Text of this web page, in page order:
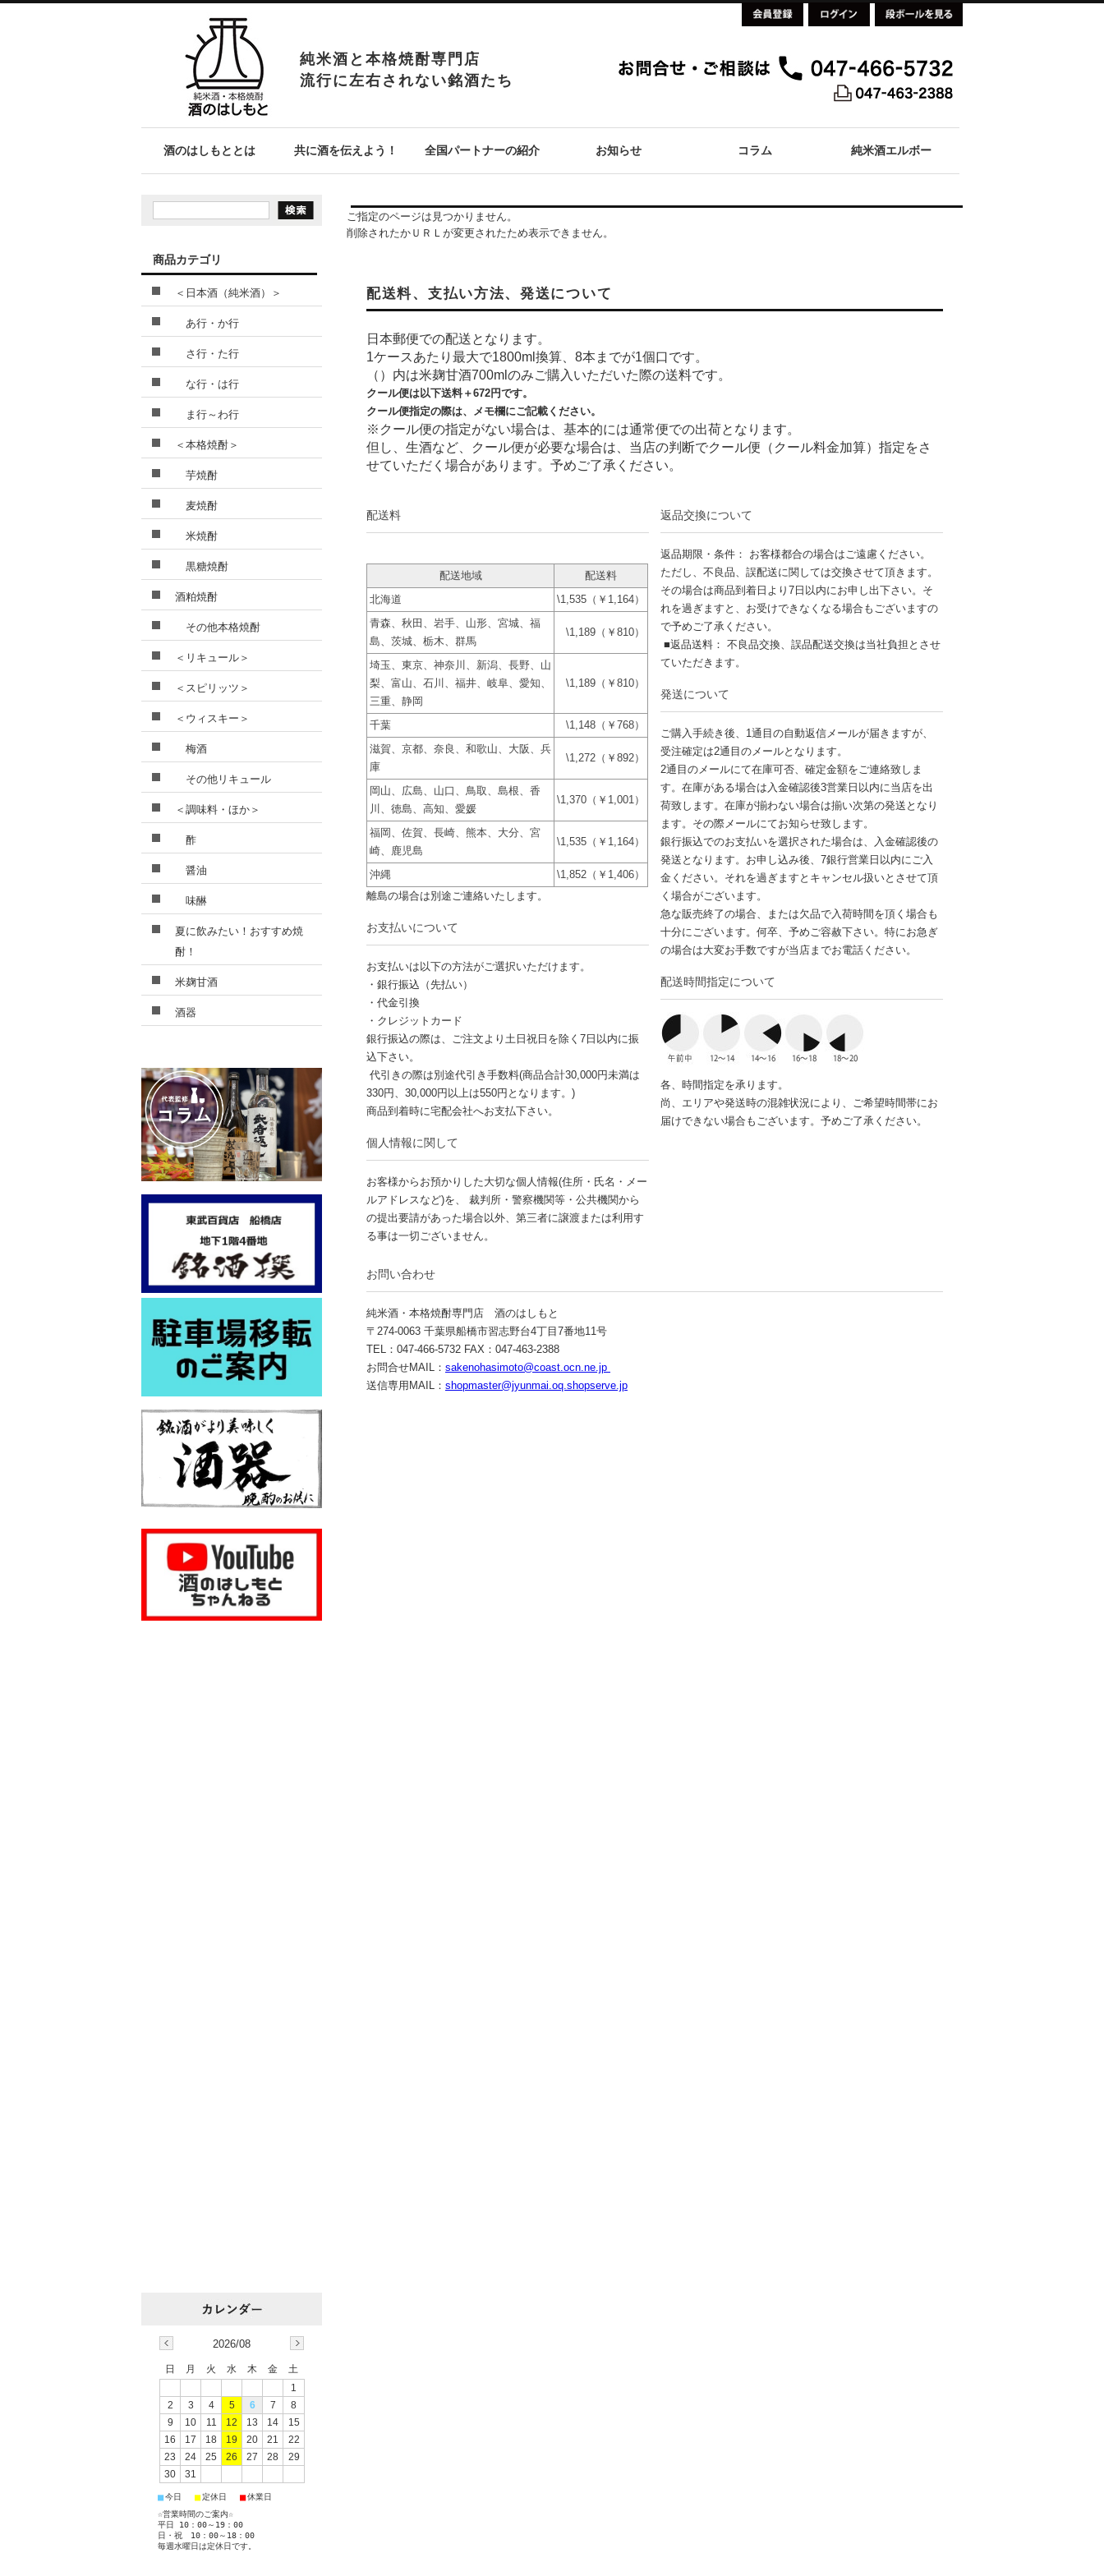
純米酒と本格焼酎専門店
流行に左右されない銘酒たち
酒のはしもととは 共に酒を伝えよう！ 全国パートナーの紹介 お知らせ コラム 純米酒エルボー
ご指定のページは見つかりません。
削除されたかＵＲＬが変更されたため表示できません。
配送料、支払い方法、発送について
日本郵便での配送となります。
1ケースあたり最大で1800ml換算、8本までが1個口です。
（）内は米麹甘酒700mlのみご購入いただいた際の送料です。
クール便は以下送料＋672円です。
クール便指定の際は、メモ欄にご記載ください。
※クール便の指定がない場合は、基本的には通常便での出荷となります。
但し、生酒など、クール便が必要な場合は、当店の判断でクール便（クール料金加算）指定をさ
せていただく場合があります。予めご了承ください。
配送料
配送地域
配送料
北海道
\1,535（￥1,164）
青森、秋田、岩手、山形、宮城、福
島、茨城、栃木、群馬
\1,189（￥810）
埼玉、東京、神奈川、新潟、長野、山
梨、富山、石川、福井、岐阜、愛知、
三重、静岡
\1,189（￥810）
千葉
\1,148（￥768）
滋賀、京都、奈良、和歌山、大阪、兵
庫
\1,272（￥892）
岡山、広島、山口、鳥取、島根、香
川、徳島、高知、愛媛
\1,370（￥1,001）
福岡、佐賀、長崎、熊本、大分、宮
崎、鹿児島
\1,535（￥1,164）
沖縄
\1,852（￥1,406）
離島の場合は別途ご連絡いたします。
お支払いについて
お支払いは以下の方法がご選択いただけます。
・銀行振込（先払い）
・代金引換
・クレジットカード
銀行振込の際は、ご注文より土日祝日を除く7日以内に振
込下さい。
代引きの際は別途代引き手数料(商品合計30,000円未満は
330円、30,000円以上は550円となります。)
商品到着時に宅配会社へお支払下さい。
個人情報に関して
お客様からお預かりした大切な個人情報(住所・氏名・メー
ルアドレスなど)を、 裁判所・警察機関等・公共機関から
の提出要請があった場合以外、第三者に譲渡または利用す
る事は一切ございません。
返品交換について
返品期限・条件： お客様都合の場合はご遠慮ください。
ただし、不良品、誤配送に関しては交換させて頂きます。
その場合は商品到着日より7日以内にお申し出下さい。そ
れを過ぎますと、お受けできなくなる場合もございますの
で予めご了承ください。
■返品送料： 不良品交換、誤品配送交換は当社負担とさせ
ていただきます。
発送について
ご購入手続き後、1通目の自動返信メールが届きますが、
受注確定は2通目のメールとなります。
2通目のメールにて在庫可否、確定金額をご連絡致しま
す。在庫がある場合は入金確認後3営業日以内に当店を出
荷致します。在庫が揃わない場合は揃い次第の発送となり
ます。その際メールにてお知らせ致します。
銀行振込でのお支払いを選択された場合は、入金確認後の
発送となります。お申し込み後、7銀行営業日以内にご入
金ください。それを過ぎますとキャンセル扱いとさせて頂
く場合がございます。
急な販売終了の場合、または欠品で入荷時間を頂く場合も
十分にございます。何卒、予めご容赦下さい。特にお急ぎ
の場合は大変お手数ですが当店までお電話ください。
配送時間指定について
各、時間指定を承ります。
尚、エリアや発送時の混雑状況により、ご希望時間帯にお
届けできない場合もございます。予めご了承ください。
お問い合わせ
純米酒・本格焼酎専門店 酒のはしもと
〒274-0063 千葉県船橋市習志野台4丁目7番地11号
TEL：047-466-5732 FAX：047-463-2388
お問合せMAIL： sakenohasimoto@coast.ocn.ne.jp
送信専用MAIL： shopmaster@jyunmai.oq.shopserve.jp
商品カテゴリ
＜日本酒（純米酒）＞
あ行・か行
さ行・た行
な行・は行
ま行～わ行
＜本格焼酎＞
芋焼酎
麦焼酎
米焼酎
黒糖焼酎
酒粕焼酎
その他本格焼酎
＜リキュール＞
＜スピリッツ＞
＜ウィスキー＞
梅酒
その他リキュール
＜調味料・ほか＞
酢
醤油
味醂
夏に飲みたい！おすすめ焼
酎！
米麹甘酒
酒器
2026/08
日 月 火 水 木 金
土
1
2
3 4 5 6 7
8
9
10 11 12 13 14
15
16
17 18 19 20 21
22
23
24 25 26 27 28
29
30
31
■今日 ■定休日 ■休業日
☆営業時間のご案内☆
平日 10：00～19：00
日・祝 10：00～18：00
毎週水曜日は定休日です。